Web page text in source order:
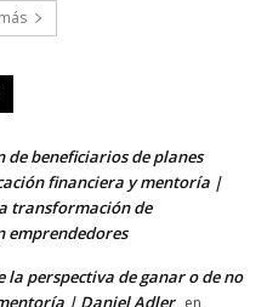
beneficiarios de planes
financiera y mentoría |
transformación de
emprendedores
la perspectiva de ganar o de no
| Daniel Adler